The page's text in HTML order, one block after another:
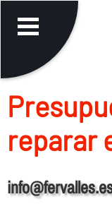
reparar